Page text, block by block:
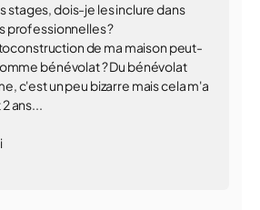
stages, dois-je les inclure dans
professionnelles ?
de ma maison peut-
bénévolat ? Du bénévolat
c'est un peu bizarre mais cela m'a
ans...